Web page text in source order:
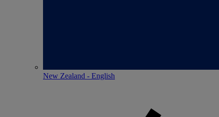
New Zealand - English